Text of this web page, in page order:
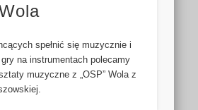
spełnić się muzycznie i
na instrumentach polecamy
muzyczne z „OSP” Wola z